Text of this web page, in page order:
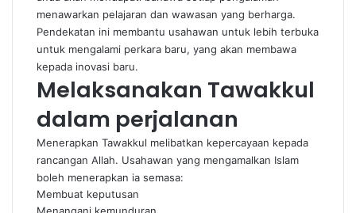
menawarkan pelajaran dan wawasan yang berharga.
Pendekatan ini membantu usahawan untuk lebih terbuka
untuk mengalami perkara baru, yang akan membawa
kepada inovasi baru.
Melaksanakan Tawakkul
dalam perjalanan
Menerapkan Tawakkul melibatkan kepercayaan kepada
rancangan Allah. Usahawan yang mengamalkan Islam
boleh menerapkan ia semasa:
Membuat keputusan